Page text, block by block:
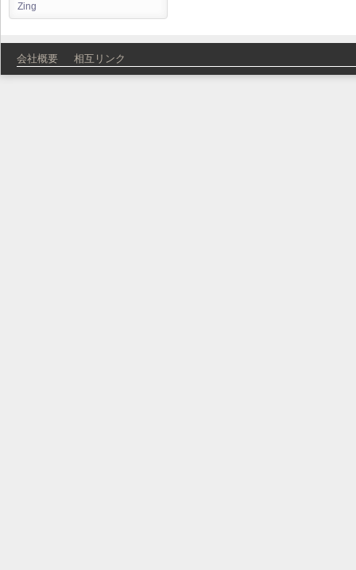
Zing
会社概要 相互リンク